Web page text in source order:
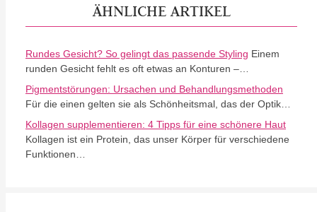
ÄHNLICHE ARTIKEL
Rundes Gesicht? So gelingt das passende Styling Einem
runden Gesicht fehlt es oft etwas an Konturen –…
Pigmentstörungen: Ursachen und Behandlungsmethoden
Für die einen gelten sie als Schönheitsmal, das der Optik…
Kollagen supplementieren: 4 Tipps für eine schönere Haut
Kollagen ist ein Protein, das unser Körper für verschiedene
Funktionen…